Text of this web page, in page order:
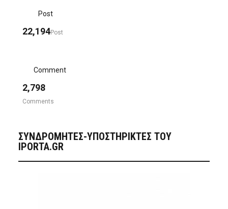
Post
22,194Post
Comment
2,798
Comments
ΣΥΝΔΡΟΜΗΤΈΣ-ΥΠΟΣΤΗΡΙΚΤΈΣ ΤΟΥ
IPORTA.GR